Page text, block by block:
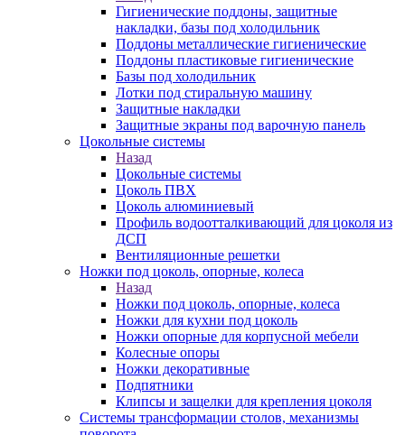
Гигиенические поддоны, защитные
накладки, базы под холодильник
Поддоны металлические гигиенические
Поддоны пластиковые гигиенические
Базы под холодильник
Лотки под стиральную машину
Защитные накладки
Защитные экраны под варочную панель
Цокольные системы
Назад
Цокольные системы
Цоколь ПВХ
Цоколь алюминиевый
Профиль водоотталкивающий для цоколя из
ДСП
Вентиляционные решетки
Ножки под цоколь, опорные, колеса
Назад
Ножки под цоколь, опорные, колеса
Ножки для кухни под цоколь
Ножки опорные для корпусной мебели
Колесные опоры
Ножки декоративные
Подпятники
Клипсы и защелки для крепления цоколя
Системы трансформации столов, механизмы